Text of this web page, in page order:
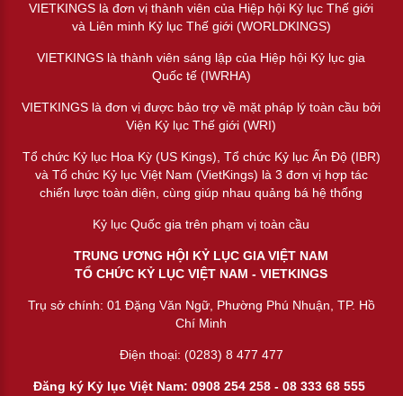
VIETKINGS là đơn vị thành viên của Hiệp hội Kỷ lục Thế giới
và Liên minh Kỷ lục Thế giới (WORLDKINGS)
VIETKINGS là thành viên sáng lập của Hiệp hội Kỷ lục gia
Quốc tế (IWRHA)
VIETKINGS là đơn vị được bảo trợ về mặt pháp lý toàn cầu bởi
Viện Kỷ lục Thế giới (WRI)
Tổ chức Kỷ lục Hoa Kỳ (US Kings), Tổ chức Kỷ lục Ấn Độ (IBR)
và Tổ chức Kỷ lục Việt Nam (VietKings) là 3 đơn vị hợp tác
chiến lược toàn diện, cùng giúp nhau quảng bá hệ thống
Kỷ lục Quốc gia trên phạm vị toàn cầu
TRUNG ƯƠNG HỘI KỶ LỤC GIA VIỆT NAM
TỔ CHỨC KỶ LỤC VIỆT NAM - VIETKINGS
Trụ sở chính: 01 Đặng Văn Ngữ, Phường Phú Nhuận, TP. Hồ
Chí Minh
Điện thoại: (0283) 8 477 477
Đăng ký Kỷ lục Việt Nam: 0908 254 258 -08 333 68 555